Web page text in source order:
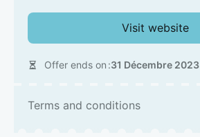
Visit website
Offer ends on 31 Décembre 2023
Terms and conditions